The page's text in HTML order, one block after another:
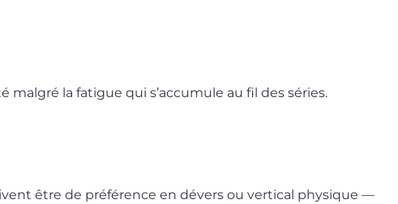
mal­gré la fatigue qui s’ac­cu­mule au fil des séries.
être de pré­fé­rence en dévers ou ver­ti­cal phy­sique —